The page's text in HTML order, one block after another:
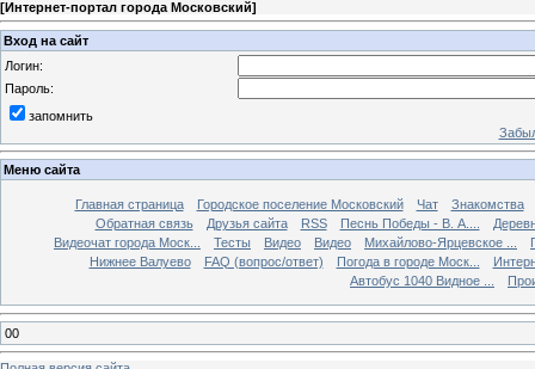
[Интернет-портал города Московский]
Вход на сайт
Логин:
Пароль:
запомнить
Меню сайта
Главная страница Городское поселение Московский Чат
Знакомства
Обратная связь
Друзья сайта RSS Песнь Победы - В. А....
Видеочат города Моск...
Тесты Видео Видео Михайлово-Ярцевское ...
Нижнее Валуево
FAQ (вопрос/ответ) Погода в городе Моск...
Автобус 1040 Видное ...
00